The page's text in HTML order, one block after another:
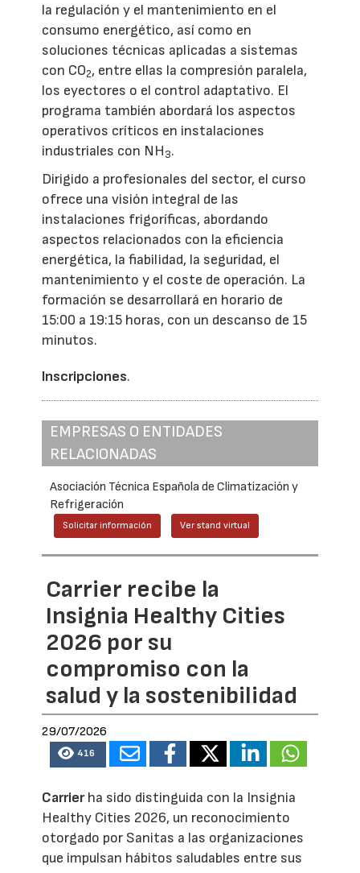
la regulación y el mantenimiento en el
consumo energético, así como en
soluciones técnicas aplicadas a sistemas
con CO2, entre ellas la compresión paralela,
los eyectores o el control adaptativo. El
programa también abordará los aspectos
operativos críticos en instalaciones
industriales con NH3.
Dirigido a profesionales del sector, el curso
ofrece una visión integral de las
instalaciones frigoríficas, abordando
aspectos relacionados con la eficiencia
energética, la fiabilidad, la seguridad, el
mantenimiento y el coste de operación. La
formación se desarrollará en horario de
15:00 a 19:15 horas, con un descanso de 15
minutos.
Inscripciones.
EMPRESAS O ENTIDADES
RELACIONADAS
Asociación Técnica Española de Climatización y
Refrigeración
Solicitar información Ver stand virtual
Carrier recibe la
Insignia Healthy Cities
2026 por su
compromiso con la
salud y la sostenibilidad
29/07/2026
416
Carrierha sido distinguida con la Insignia
Healthy Cities 2026, un reconocimiento
otorgado por Sanitas a las organizaciones
que impulsan hábitos saludables entre sus